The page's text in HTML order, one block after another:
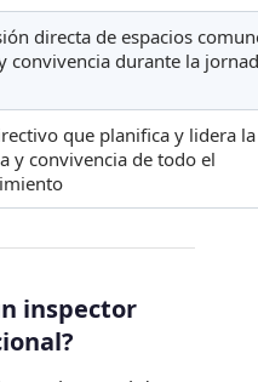
directa de espacios
convivencia durante la
que planifica y lidera la
y convivencia de todo el
inspector